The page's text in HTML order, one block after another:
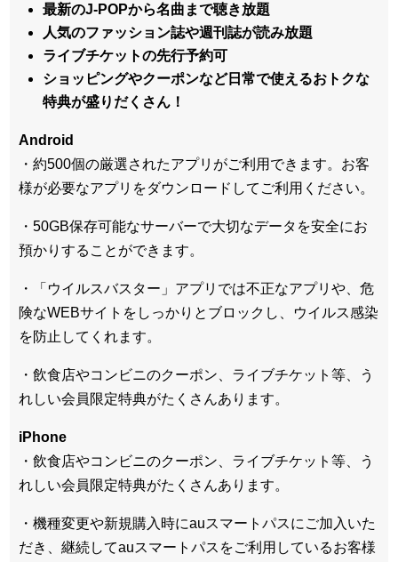
最新のJ-POPから名曲まで聴き放題
人気のファッション誌や週刊誌が読み放題
ライブチケットの先行予約可
ショッピングやクーポンなど日常で使えるおトクな
特典が盛りだくさん！
Android
・約500個の厳選されたアプリがご利用できます。お客
様が必要なアプリをダウンロードしてご利用ください。
・50GB保存可能なサーバーで大切なデータを安全にお
預かりすることができます。
・「ウイルスバスター」アプリでは不正なアプリや、危
険なWEBサイトをしっかりとブロックし、ウイルス感染
を防止してくれます。
・飲食店やコンビニのクーポン、ライブチケット等、う
れしい会員限定特典がたくさんあります。
iPhone
・飲食店やコンビニのクーポン、ライブチケット等、う
れしい会員限定特典がたくさんあります。
・機種変更や新規購入時にauスマートパスにご加入いた
だき、継続してauスマートパスをご利用しているお客様